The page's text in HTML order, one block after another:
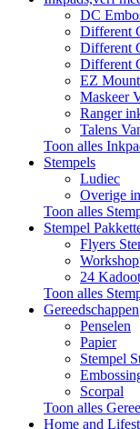
DC
Different
Different
Different
EZ Mount
Maskeer
Ranger
Talens
Toon alles
Stempels
Ludiec
Overige
Toon alles
Stempel
Flyers
24
Toon alles
Gereedschappen
Penselen
Papier
Stempel
Scorpal
Toon alles
Home and